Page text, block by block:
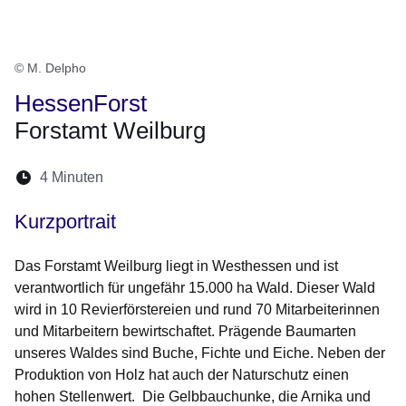
© M. Delpho
HessenForst
Forstamt Weilburg
Lesedauer:
4 Minuten
Kurzportrait
Das Forstamt Weilburg liegt in Westhessen und ist
verantwortlich für ungefähr 15.000 ha Wald. Dieser Wald
wird in 10 Revierförstereien und rund 70 Mitarbeiterinnen
und Mitarbeitern bewirtschaftet. Prägende Baumarten
unseres Waldes sind Buche, Fichte und Eiche. Neben der
Produktion von Holz hat auch der Naturschutz einen
hohen Stellenwert. Die Gelbbauchunke, die Arnika und